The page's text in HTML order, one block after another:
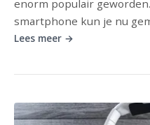
enorm populair
smartphone kun je nu
Lees meer →